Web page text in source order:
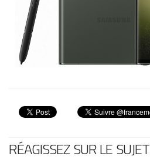
RÉAGISSEZ SUR LE SUJET